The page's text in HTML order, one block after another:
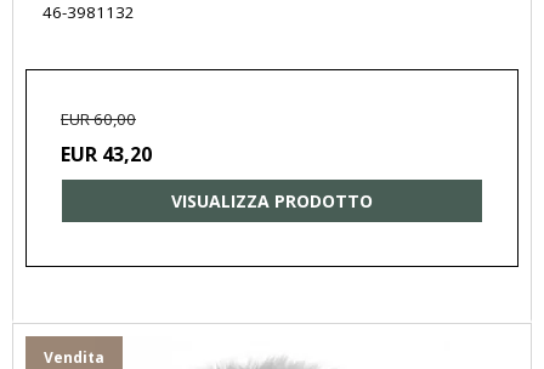
46-3981132
EUR 60,00
EUR 43,20
VISUALIZZA PRODOTTO
Vendita